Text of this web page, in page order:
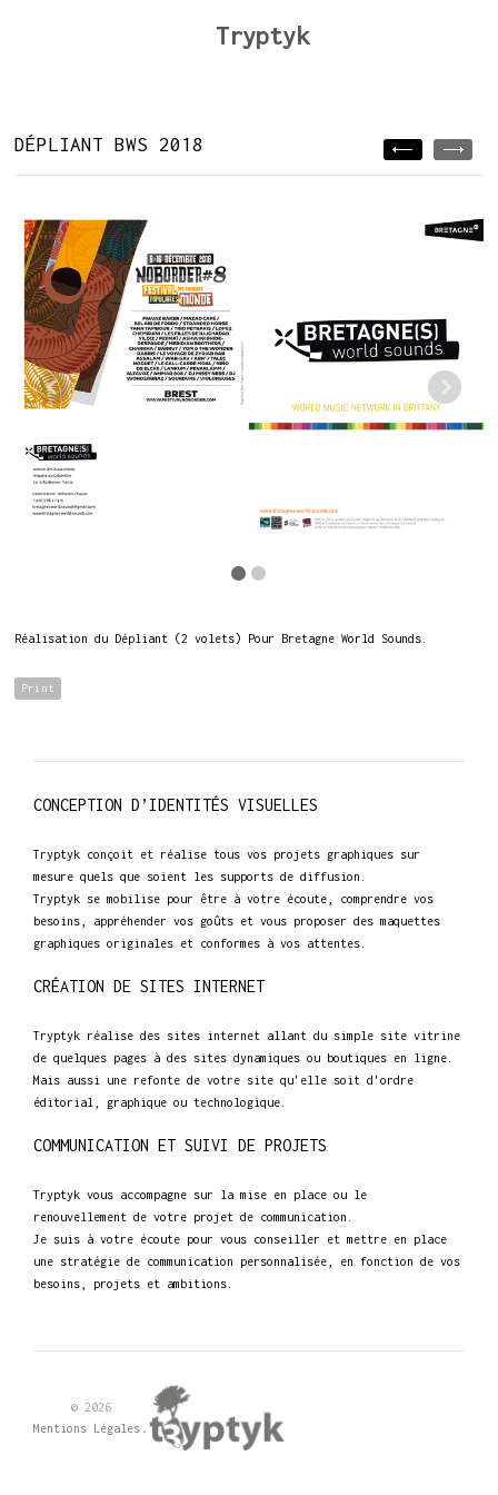
Tryptyk
DÉPLIANT BWS 2018
Réalisation du Dépliant (2 volets) Pour Bretagne World Sounds.
Print
CONCEPTION D’IDENTITÉS VISUELLES
Tryptyk conçoit et réalise tous vos projets graphiques sur
mesure quels que soient les supports de diffusion.
Tryptyk se mobilise pour être à votre écoute, comprendre vos
besoins, appréhender vos goûts et vous proposer des maquettes
graphiques originales et conformes à vos attentes.
CRÉATION DE SITES INTERNET
Tryptyk réalise des sites internet allant du simple site vitrine
de quelques pages à des sites dynamiques ou boutiques en ligne.
Mais aussi une refonte de votre site qu'elle soit d'ordre
éditorial, graphique ou technologique.
COMMUNICATION ET SUIVI DE PROJETS
Tryptyk vous accompagne sur la mise en place ou le
renouvellement de votre projet de communication.
Je suis à votre écoute pour vous conseiller et mettre en place
une stratégie de communication personnalisée, en fonction de vos
besoins, projets et ambitions.
© 2026
Mentions Légales .